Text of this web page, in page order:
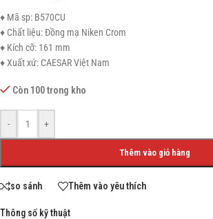
♦ Mã sp: B570CU
♦ Chất liệu: Đồng mạ Niken Crom
♦ Kích cỡ: 161 mm
♦ Xuất xứ: CAESAR Việt Nam
Còn 100 trong kho
- +
Thêm vào giỏ hàng
so sánh Thêm vào yêu thích
Thông số kỹ thuật